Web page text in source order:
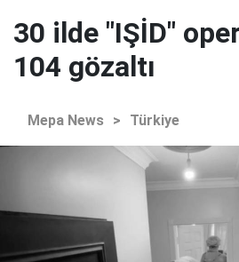
30 ilde "IŞİD"
104 gözaltı
Mepa News > Türkiye